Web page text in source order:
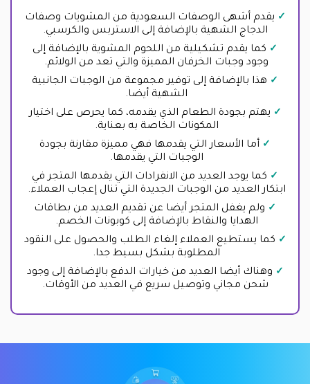
يقدم أشهى الوصفات السعودية من المشويات وصفات
الدجاج الشهية بالإضافة إلى الاستربس والكرسبي.
كما يقدم تشكيلية من اللحوم المشوية بالإضافة إلى
وجود وجبات الخرفان المميزة والتي تعد من الولائم.
هذا بالإضافة إلى توفير مجموعة من الوجبات الجانبية
الشهية أيضا.
يهتم بجودة الطعام الذي يقدمه، كما يحرص على اختيار
المكونات الخاصة به بعناية.
أما الأسعار التي يقدمها فهي مميزة مقارنة بجودة
الوجبات التي يقدمها.
كما يوجد العديد من الانفرادات التي يقدمها المتجر في
ابتكار العديد من الوجبات الجديدة التي تنال إعجاب العملاء.
ولم يغفل المتجر أيضا عن تقديم العديد من بطاقات
الهدايا والنقاط بالإضافة إلى كوبونات الخصم.
كما يستطيع العملاء إلغاء الطلب والحصول على النقود
المطلوبة بشكل بسيط جدا.
وهناك أيضا العديد من خيارات الدفع بالإضافة إلى وجود
شحن مجاني وتوصيل سريع في العديد من الأوقات.